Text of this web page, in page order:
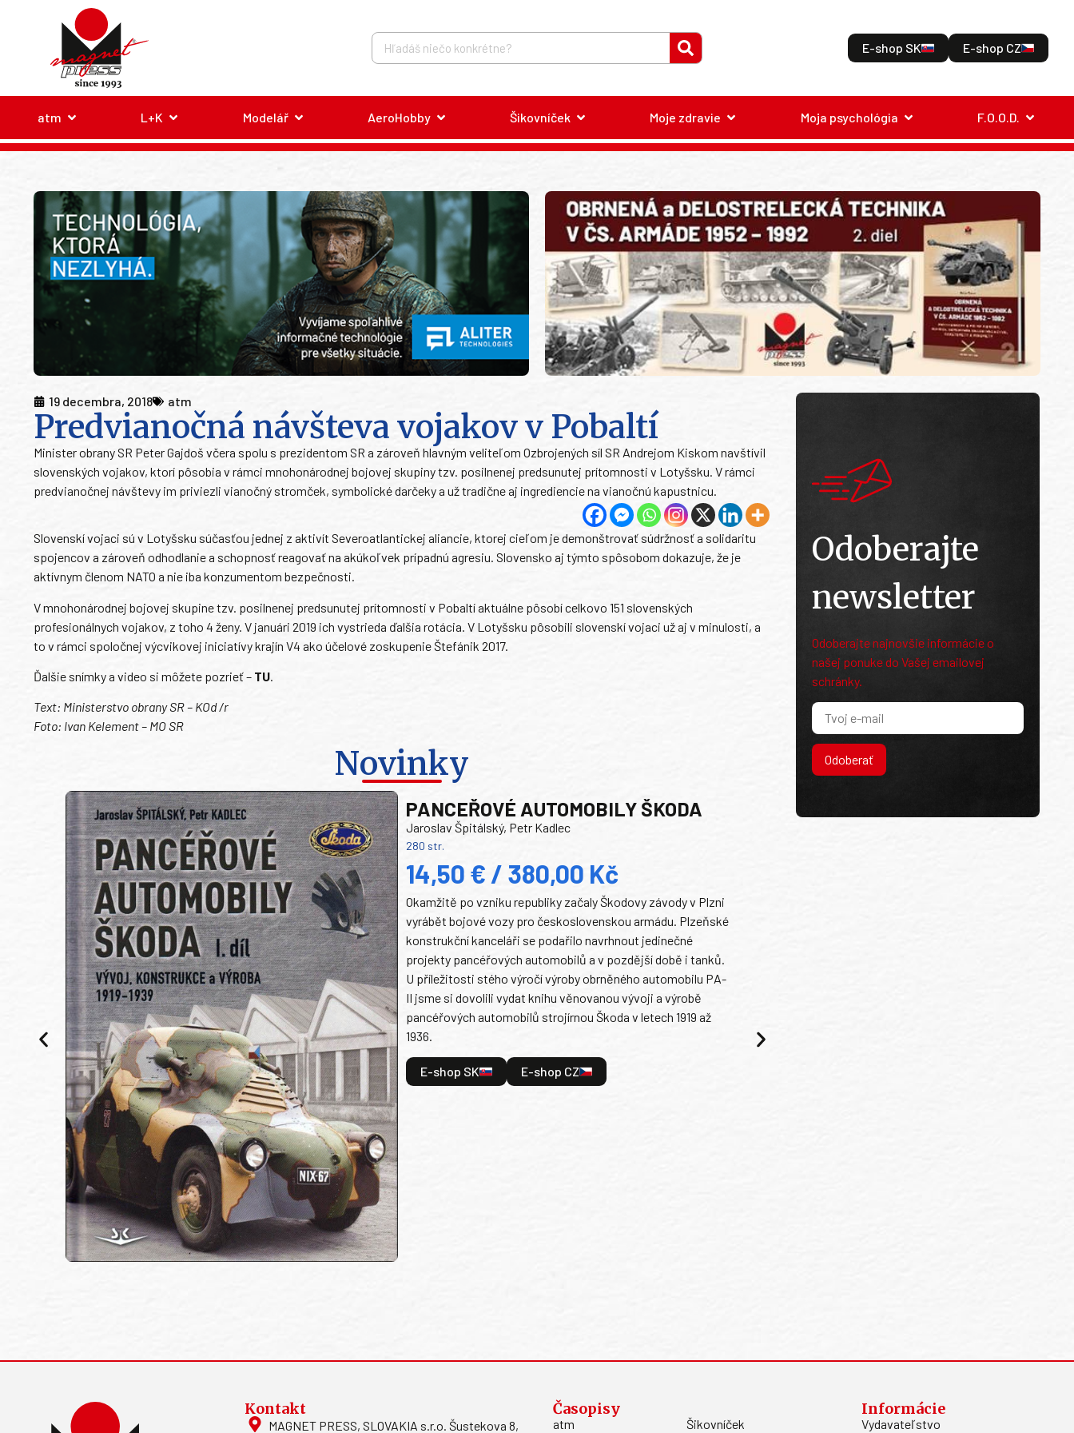
E-shop SK E-shop CZ
atm L+K Modelář AeroHobby Šikovníček Moje zdravie Moja psychológia F.O.O.D.
19 decembra, 2018 atm
Predvianočná návšteva vojakov v Pobaltí
Minister obrany SR Peter Gajdoš včera spolu s prezidentom SR a zároveň hlavným veliteľom Ozbrojených síl SR Andrejom Kiskom navštívil
slovenských vojakov, ktorí pôsobia v rámci mnohonárodnej bojovej skupiny tzv. posilnenej predsunutej prítomnosti v Lotyšsku. V rámci
predvianočnej návštevy im priviezli vianočný stromček, symbolické darčeky a už tradične aj ingrediencie na vianočnú kapustnicu.
Slovenskí vojaci sú v Lotyšsku súčasťou jednej z aktivít Severoatlantickej aliancie, ktorej cieľom je demonštrovať súdržnosť a solidaritu
spojencov a zároveň odhodlanie a schopnosť reagovať na akúkoľvek prípadnú agresiu. Slovensko aj týmto spôsobom dokazuje, že je
aktívnym členom NATO a nie iba konzumentom bezpečnosti.
V mnohonárodnej bojovej skupine tzv. posilnenej predsunutej prítomnosti v Pobaltí aktuálne pôsobí celkovo 151 slovenských
profesionálnych vojakov, z toho 4 ženy. V januári 2019 ich vystrieda ďalšia rotácia. V Lotyšsku pôsobili slovenskí vojaci už aj v minulosti, a
to v rámci spoločnej výcvikovej iniciatívy krajín V4 ako účelové zoskupenie Štefánik 2017.
Ďalšie snímky a video si môžete pozrieť – TU.
Text: Ministerstvo obrany SR – KOd /r
Foto: Ivan Kelement – MO SR
Novinky
PANCEŘOVÉ AUTOMOBILY ŠKODA
Jaroslav Špitálský, Petr Kadlec
280 str.
14,50 € / 380,00 Kč
Okamžitě po vzniku republiky začaly Škodovy závody v Plzni
vyrábět bojové vozy pro československou armádu. Plzeňské
konstrukční kanceláři se podařilo navrhnout jedinečné
projekty pancéřových automobilů a v pozdější době i tanků.
U příležitosti stého výročí výroby obrněného automobilu PA-
II jsme si dovolili vydat knihu věnovanou vývoji a výrobě
pancéřových automobilů strojírnou Škoda v letech 1919 až
1936.
E-shop SK E-shop CZ
Odoberajte
newsletter
Odoberajte najnovšie informácie o
našej ponuke do Vašej emailovej
schránky.
Odoberať
Kontakt
MAGNET PRESS, SLOVAKIA s.r.o. Šustekova 8,
Časopisy
atm Šikovníček
Informácie
Vydavateľstvo